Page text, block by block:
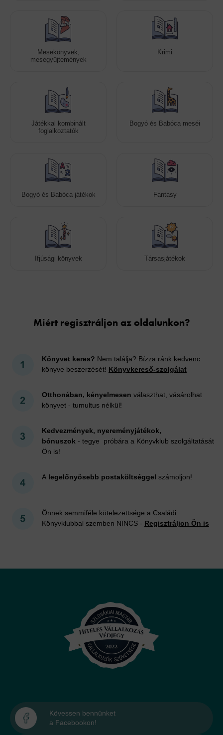
Mesekönyvek,
mesegyűjtemények
Krimi
Játékkal kombinált
foglalkoztatók
Bogyó és Babóca meséi
Bogyó és Babóca játékok Fantasy
Ifjúsági könyvek Társasjátékok
Miért regisztráljon az oldalunkon?
Könyvet keres? Nem találja? Bízza ránk kedvenc
könyve beszerzését! Könyvkereső-szolgálat
Otthonában, kényelmesen választhat, vásárolhat
könyvet - tumultus nélkül!
Kedvezmények, nyereményjátékok,
bónuszok - tegye próbára a Könyvklub szolgáltatását
Ön is!
A legelőnyösebb postaköltséggel számoljon!
Önnek semmiféle kötelezettsége a Családi
Könyvklubbal szemben NINCS - Regisztráljon Ön is
Kövessen bennünket
a Facebookon!